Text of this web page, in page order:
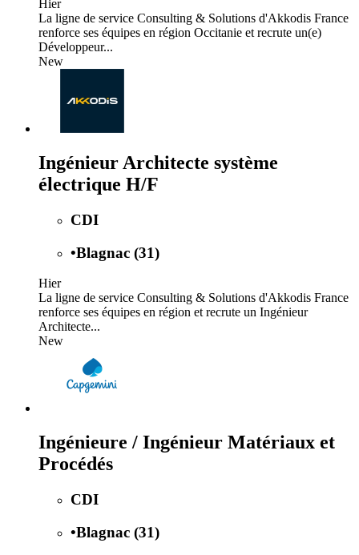
Hier
La ligne de service Consulting & Solutions d'Akkodis France
renforce ses équipes en région Occitanie et recrute un(e)
Développeur...
New
Ingénieur Architecte système
électrique H/F
CDI
•Blagnac (31)
Hier
La ligne de service Consulting & Solutions d'Akkodis France
renforce ses équipes en région et recrute un Ingénieur
Architecte...
New
Ingénieure / Ingénieur Matériaux et
Procédés
CDI
•Blagnac (31)